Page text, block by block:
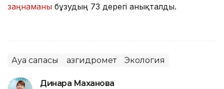
заңнаманы бұзудың 73 дерегі анықталды.
Ауа сапасы Қазгидромет Экология
Динара Маханова